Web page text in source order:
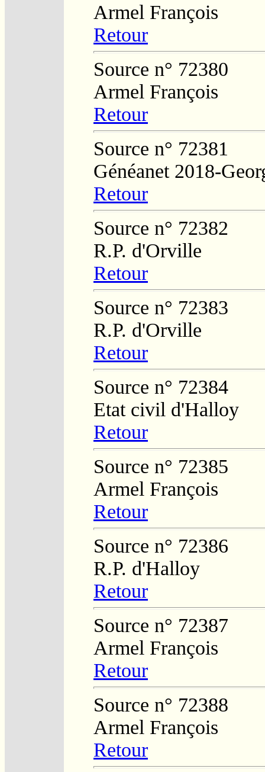
Armel François
Retour
Source n° 72380
Armel François
Retour
Source n° 72381
Généanet 2018-
Retour
Source n° 72382
R.P. d'Orville
Retour
Source n° 72383
R.P. d'Orville
Retour
Source n° 72384
Etat civil d'Halloy
Retour
Source n° 72385
Armel François
Retour
Source n° 72386
R.P. d'Halloy
Retour
Source n° 72387
Armel François
Retour
Source n° 72388
Armel François
Retour